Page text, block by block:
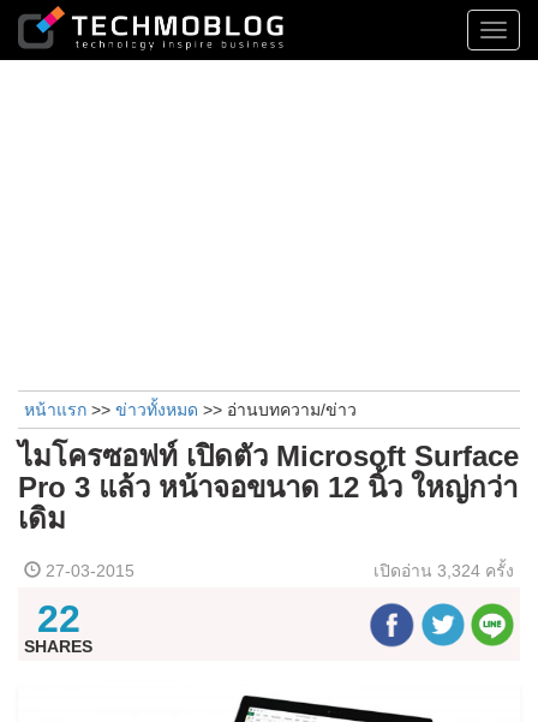
หน้าแรก >> ข่าวทั้งหมด >> อ่านบทความ/ข่าว
ไมโครซอฟท์ เปิดตัว Microsoft Surface
Pro 3 แล้ว หน้าจอขนาด 12 นิ้ว ใหญ่กว่า
เดิม
27-03-2015 เปิดอ่าน 3,324 ครั้ง
22
SHARES